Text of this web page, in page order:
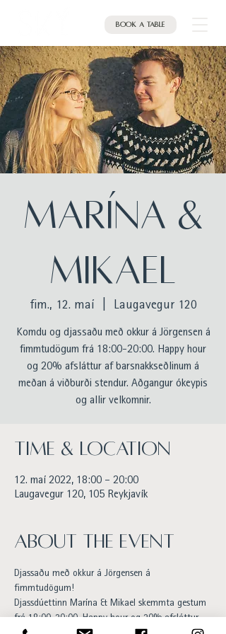
Book a table
MARÍNA &
MIKAEL
fim., 12. maí Laugavegur 120
Komdu og djassaðu með okkur á Jörgensen á
fimmtudögum frá 18:00-20:00. Happy hour
og 20% afsláttur af barsnakkseðlinum á
meðan á viðburði stendur. Aðgangur ókeypis
og allir velkomnir.
Time & Location
12. maí 2022, 18:00 – 20:00
Laugavegur 120, 105 Reykjavík
About the event
Djassaðu með okkur á Jörgensen á
fimmtudögum!
Djassdúettinn Marína & Mikael skemmta gestum
frá 18:00-20:00. Happy hour og 20% afsláttur